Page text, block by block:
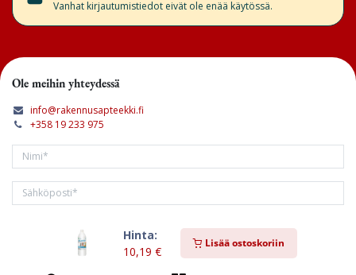
Hinta:
10,19 €
Lisää ostoskoriin
Vanhat kirjautumistiedot eivät ole enää käytössä.
Ole meihin yhteydessä
info@rakennusapteekki.fi
+358 19 233 975
Tilaa kirjeemme